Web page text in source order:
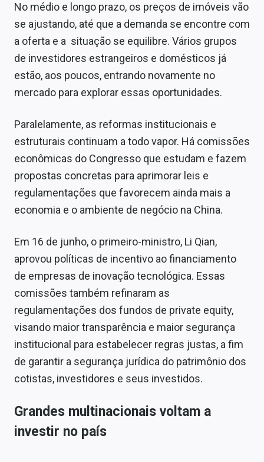
No médio e longo prazo, os preços de imóveis vão
se ajustando, até que a demanda se encontre com
a oferta e a situação se equilibre. Vários grupos
de investidores estrangeiros e domésticos já
estão, aos poucos, entrando novamente no
mercado para explorar essas oportunidades.
Paralelamente, as reformas institucionais e
estruturais continuam a todo vapor. Há comissões
econômicas do Congresso que estudam e fazem
propostas concretas para aprimorar leis e
regulamentações que favorecem ainda mais a
economia e o ambiente de negócio na China.
Em 16 de junho, o primeiro-ministro, Li Qian,
aprovou políticas de incentivo ao financiamento
de empresas de inovação tecnológica. Essas
comissões também refinaram as
regulamentações dos fundos de private equity,
visando maior transparência e maior segurança
institucional para estabelecer regras justas, a fim
de garantir a segurança jurídica do patrimônio dos
cotistas, investidores e seus investidos.
Grandes multinacionais voltam a
investir no país